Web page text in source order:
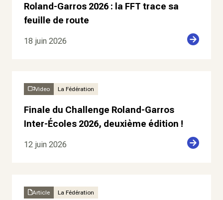
Roland-Garros 2026 : la FFT trace sa
feuille de route
18 juin 2026
Video La Fédération
Finale du Challenge Roland-Garros
Inter-Écoles 2026, deuxième édition !
12 juin 2026
Article La Fédération